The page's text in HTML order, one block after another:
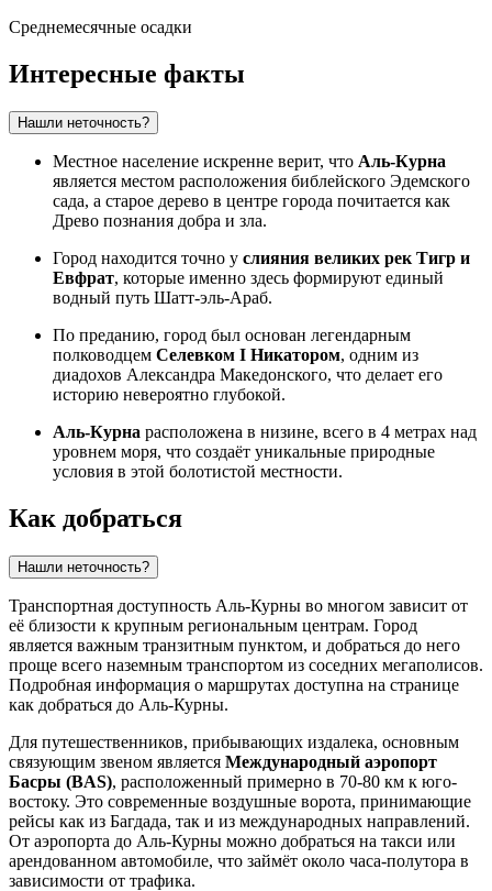
Среднемесячные осадки
Интересные факты
Нашли неточность?
Местное население искренне верит, что Аль-Курна
является местом расположения библейского Эдемского
сада, а старое дерево в центре города почитается как
Древо познания добра и зла.
Город находится точно у слияния великих рек Тигр и
Евфрат, которые именно здесь формируют единый
водный путь Шатт-эль-Араб.
По преданию, город был основан легендарным
полководцем Селевком I Никатором, одним из
диадохов Александра Македонского, что делает его
историю невероятно глубокой.
Аль-Курна расположена в низине, всего в 4 метрах над
уровнем моря, что создаёт уникальные природные
условия в этой болотистой местности.
Как добраться
Нашли неточность?
Транспортная доступность Аль-Курны во многом зависит от
её близости к крупным региональным центрам. Город
является важным транзитным пунктом, и добраться до него
проще всего наземным транспортом из соседних мегаполисов.
Подробная информация о маршрутах доступна на странице
как добраться до Аль-Курны.
Для путешественников, прибывающих издалека, основным
связующим звеном является Международный аэропорт
Басры (BAS), расположенный примерно в 70-80 км к юго-
востоку. Это современные воздушные ворота, принимающие
рейсы как из Багдада, так и из международных направлений.
От аэропорта до Аль-Курны можно добраться на такси или
арендованном автомобиле, что займёт около часа-полутора в
зависимости от трафика.